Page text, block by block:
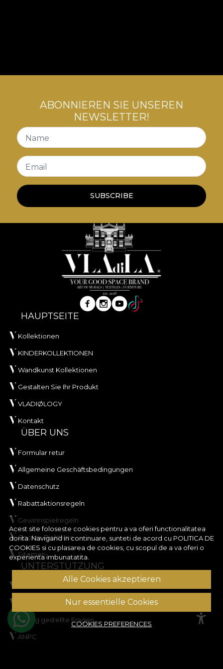
Acest site foloseste cookies pentru a va oferi functionalitatea
dorita. Navigand in continuare, sunteti de acord cu POLITICA DE
COOKIES si cu plasarea de cookies, cu scopul de a va oferi o
experienta imbunatatita.
Alle Cookies akzeptieren
Nur essentielle Cookies
COOKIES PREFERENCES
ABONNIEREN SIE UNSEREN
NEWSLETTER!
Name
Email
SUBSCRIBE
HAUPTSEITE
Kollektionen
KINDERKOLLEKTIONEN
Wandkunst Kollektionen
Gestalten Sie Ihr Produkt
VLADIØLOGY
Kontakt
ÜBER UNS
Formular retur
Allgemeine Geschäftsbedingungen
Datenschutz
Rabattaktionsregeln
Gewinnspielregeln
Cookie-Richtlinie
Sitemap
UNTERSTÜTZUNG
Kontaktieren Sie uns
Häufig gestellte Fragen
ANPC